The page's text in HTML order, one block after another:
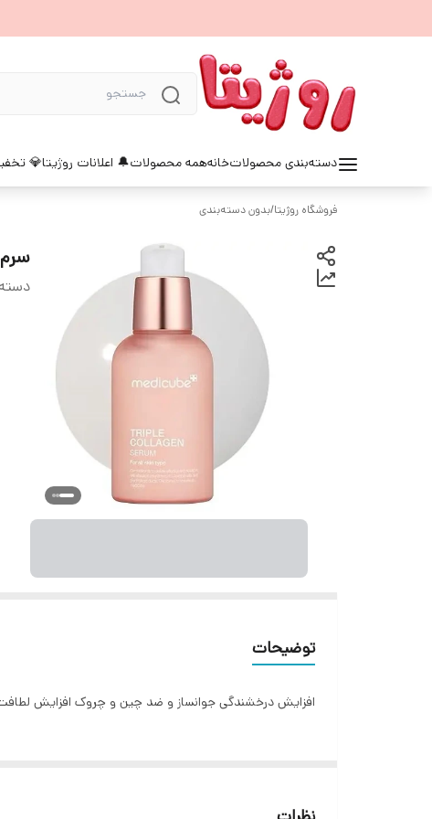
دسته‌بندی محصولاتخانههمه محصولات🔔 اعلانات روژیتا💎
فروشگاه روژیتا/بدون دسته‌بندی
توضیحات
افزایش درخشندگی جوانساز و ضد چین و چروک افزایش